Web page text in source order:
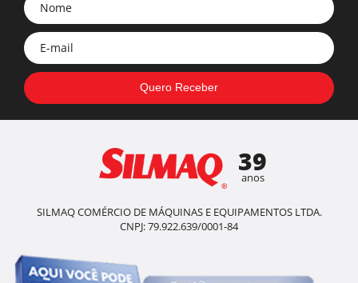
39
anos
SILMAQ COMÉRCIO DE MÁQUINAS E EQUIPAMENTOS LTDA.
CNPJ: 79.922.639/0001-84